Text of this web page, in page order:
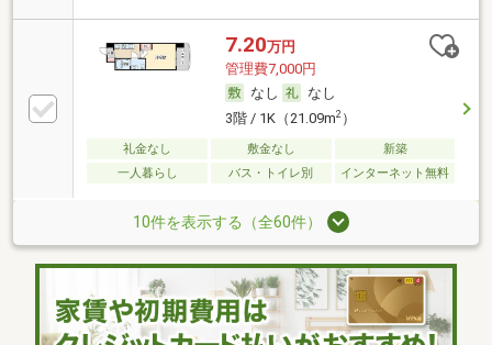
7.20万円
管理費7,000円
なし
なし
3階 / 1K（21.09m2）
礼金なし 敷金なし
新築
一人暮らし
バス・トイレ別 インターネット無料
10件を表示する（全60件）